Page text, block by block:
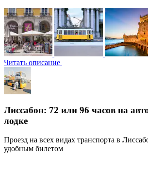
Читать описание
Лиссабон: 72 или 96 часов на
лодке
Проезд на всех видах транспорта в
удобным билетом